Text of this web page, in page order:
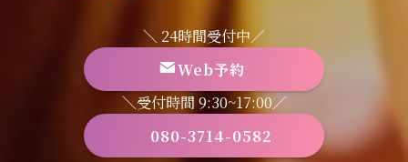
＼ 24時間受付中／
Web予約
＼受付時間 9:30~17:00／
080-3714-0582